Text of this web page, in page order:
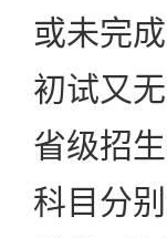
或未完
初试又
省级招
科目分